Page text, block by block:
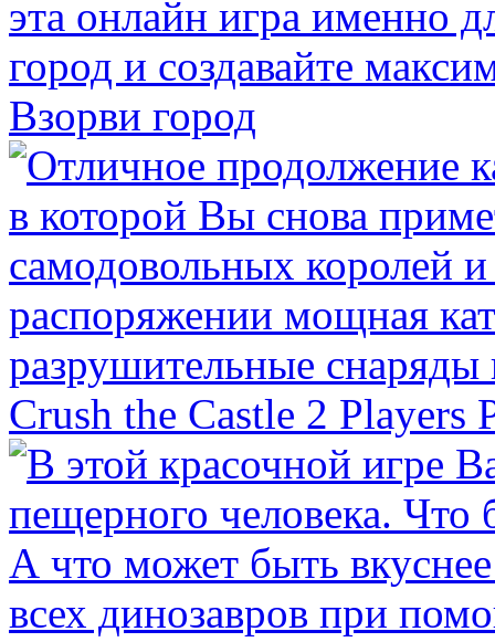
Взорви город
Crush the Castle 2 Players